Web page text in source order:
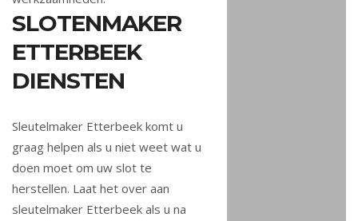
SLOTENMAKER
ETTERBEEK
DIENSTEN
Sleutelmaker Etterbeek komt u
graag helpen als u niet weet wat u
doen moet om uw slot te
herstellen. Laat het over aan
sleutelmaker Etterbeek als u na